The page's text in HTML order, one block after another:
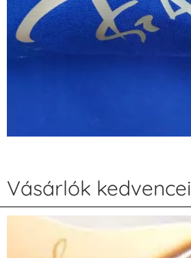
Vásárlók kedvencei